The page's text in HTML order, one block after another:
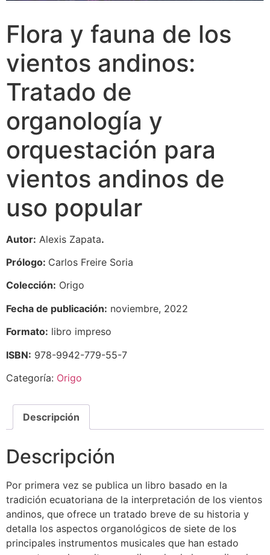
Flora y fauna de los
vientos andinos:
Tratado de
organología y
orquestación para
vientos andinos de
uso popular
Autor: Alexis Zapata.
Prólogo: Carlos Freire Soria
Colección: Origo
Fecha de publicación: noviembre, 2022
Formato: libro impreso
ISBN: 978-9942-779-55-7
Categoría: Origo
Descripción
Descripción
Por primera vez se publica un libro basado en la
tradición ecuatoriana de la interpretación de los vientos
andinos, que ofrece un tratado breve de su historia y
detalla los aspectos organológicos de siete de los
principales instrumentos musicales que han estado